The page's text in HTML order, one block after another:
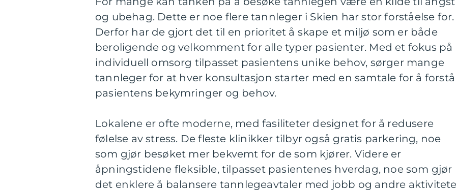
og ubehag. Dette er noe flere tannleger i Skien har stor forståelse for.
Derfor har de gjort det til en prioritet å skape et miljø som er både
beroligende og velkomment for alle typer pasienter. Med et fokus på
individuell omsorg tilpasset pasientens unike behov, sørger mange
tannleger for at hver konsultasjon starter med en samtale for å forstå
pasientens bekymringer og behov.
Lokalene er ofte moderne, med fasiliteter designet for å redusere
følelse av stress. De fleste klinikker tilbyr også gratis parkering, noe
som gjør besøket mer bekvemt for de som kjører. Videre er
åpningstidene fleksible, tilpasset pasientenes hverdag, noe som gjør
det enklere å balansere tannlegeavtaler med jobb og andre